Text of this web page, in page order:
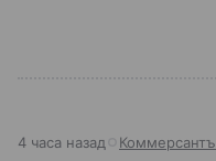
4 часа назад Коммерсантъ